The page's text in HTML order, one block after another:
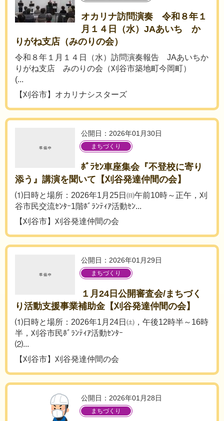
オカリナ訪問演奏 令和８年１
月１４日（水）JAあいち か
りがね支店（みのりの会）
令和８年１月１４日（水）訪問演奏報告 JAあいちか
りがね支店 みのりの会（刈谷市築地町今岡町）
(...
【刈谷市】オカリナシスターズ
公開日：2026年01月30日
まちづくり
ﾎﾞﾗｾﾝ車座集会『不登校に寄り
添う』講演を聞いて【刈谷発達仲間の会】
⑴日時と場所：2026年1月25日㈰午前10時～正午，刈
谷市民交流ｾﾝﾀｰ1階ﾎﾞﾗﾝﾃｨｱ活動ｾﾝ...
【刈谷市】刈谷発達仲間の会
公開日：2026年01月29日
まちづくり
１月24日公開審査会/まちづく
り活動支援事業補助金【刈谷発達仲間の会】
⑴日時と場所：2026年1月24日㈯，午後12時半～16時
半，刈谷市民ﾎﾞﾗﾝﾃｨｱ活動ｾﾝﾀｰ
⑵...
【刈谷市】刈谷発達仲間の会
公開日：2026年01月28日
まちづくり